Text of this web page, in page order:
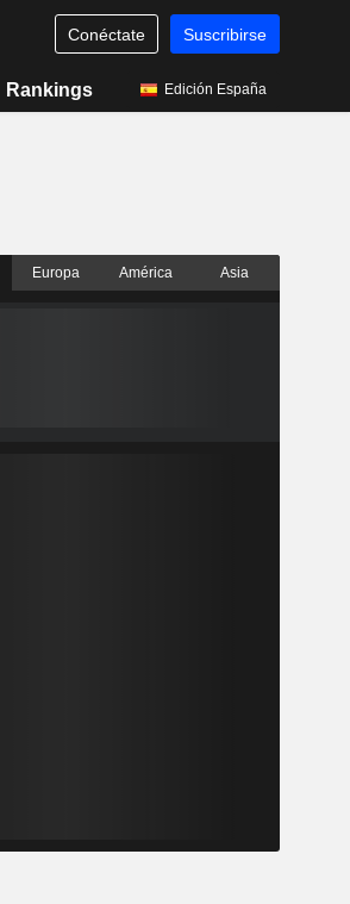
Conéctate Suscribirse
Rankings Edición España
Europa América Asia